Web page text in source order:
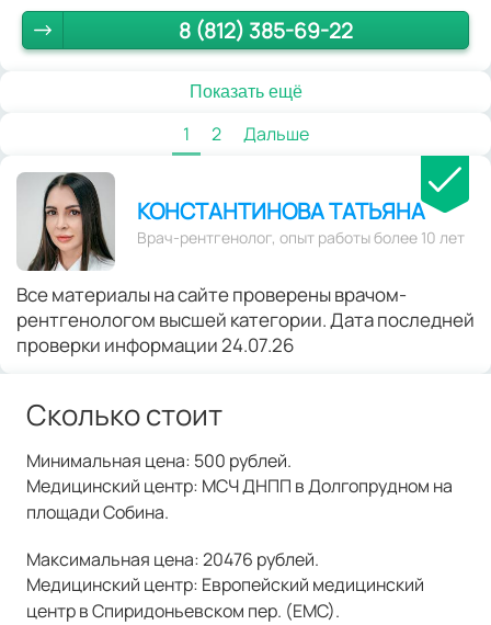
8 (812) 385-69-22
Показать ещё
1 2 Дальше
КОНСТАНТИНОВА ТАТЬЯНА
Врач-рентгенолог, опыт работы более 10 лет
Все материалы на сайте проверены врачом-
рентгенологом высшей категории. Дата последней
проверки информации 24.07.26
Сколько стоит
Минимальная цена: 500 рублей.
Медицинский центр: МСЧ ДНПП в Долгопрудном на
площади Собина.
Максимальная цена: 20476 рублей.
Медицинский центр: Европейский медицинский
центр в Спиридоньевском пер. (ЕМС).